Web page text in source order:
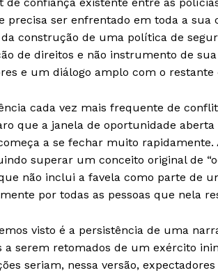
precisa ser enfrentado em toda a
construção de uma política de
de direitos e não instrumento de
e um diálogo amplo com o restante
cada vez mais frequente de
que a janela de oportunidade
a se fechar muito
superar um conceito original de
não inclui a favela como parte de
por todas as pessoas que nela
visto é a persistência de uma
a serem retomados de um exército
seriam, nessa versão,